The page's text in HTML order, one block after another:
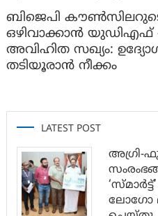
ബിജെപി
ഒഴിവാക്കാൻ യുഡിഎഫ്
അവിഹിത സഖ്യം:
തടിയൂരാൻ നീക്കം
LATEST POST
അഗ്രി-
ലോഗോ